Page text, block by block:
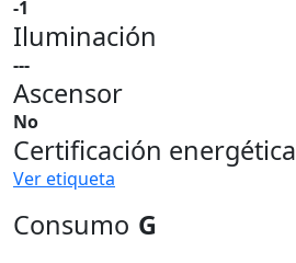
-1
Iluminación
---
Ascensor
No
Certificación energética
Ver etiqueta
Consumo G